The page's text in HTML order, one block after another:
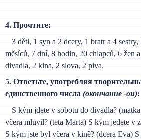
4. Прочтите:
3 děti, 1 syn a 2 dcery, 1 bratr a 4
měsíců, 7 dní, 8 hodin, 20 chlapců, 6 žen
divadla, 2 kina, 2 slova, 2 piva.
5. Ответьте, употребляя
единственного числа(окончание -ou):
S kým jdete v sobotu do divadla?
včera mluvil? (teta Marta) S kým jedete v
S kým jste byl včera v kině? (dcera Eva)